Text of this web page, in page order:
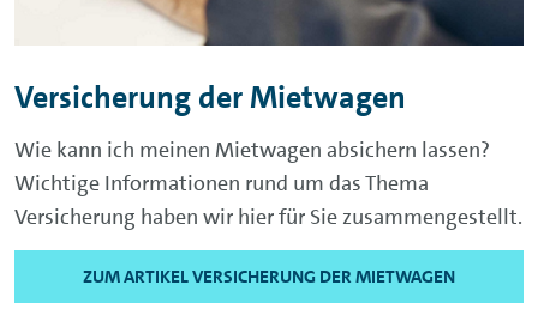
Versicherung der Mietwagen
Wie kann ich meinen Mietwagen absichern lassen?
Wichtige Informationen rund um das Thema
Versicherung haben wir hier für Sie zusammengestellt.
ZUM ARTIKEL VERSICHERUNG DER MIETWAGEN